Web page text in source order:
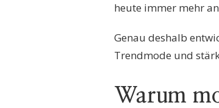
heute immer mehr
Genau deshalb
Trendmode und
Warum